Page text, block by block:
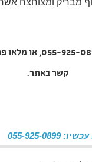
מבריק ומצוחצח
צרו קשר בטלפון 055-
קשר באתר.
925-0899